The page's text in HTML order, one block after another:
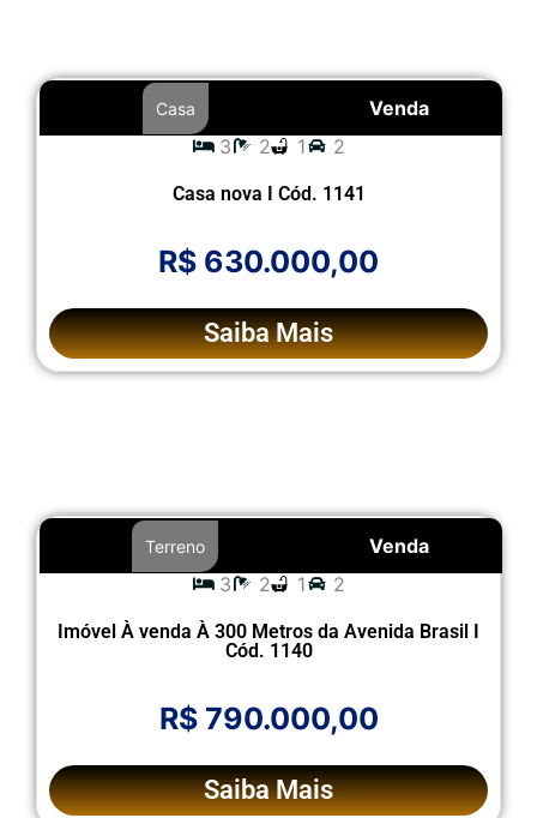
Venda
Casa
3 2 1 2
Casa nova I Cód. 1141
R$ 630.000,00
Saiba Mais
Venda
Terreno
3 2 1 2
Imóvel À venda À 300 Metros da Avenida Brasil I
Cód. 1140
R$ 790.000,00
Saiba Mais